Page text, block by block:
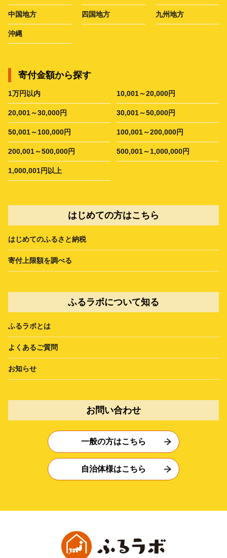
中国地方 四国地方 九州地方
沖縄
寄付金額から探す
1万円以内 10,001～20,000円
20,001～30,000円 30,001～50,000円
50,001～100,000円 100,001～200,000円
200,001～500,000円 500,001～1,000,000円
1,000,001円以上
はじめての方はこちら
はじめてのふるさと納税
寄付上限額を調べる
ふるラボについて知る
ふるラボとは
よくあるご質問
お知らせ
お問い合わせ
一般の方はこちら
自治体様はこちら